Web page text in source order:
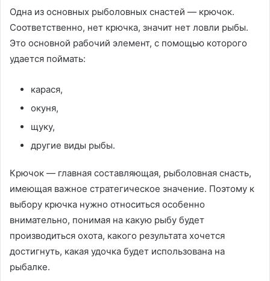
Одна из основных рыболовных снастей — крючок.
Соответственно, нет крючка, значит нет ловли рыбы.
Это основной рабочий элемент, с помощью которого
удается поймать:
карася,
окуня,
щуку,
другие виды рыбы.
Крючок — главная составляющая, рыболовная снасть,
имеющая важное стратегическое значение. Поэтому к
выбору крючка нужно относиться особенно
внимательно, понимая на какую рыбу будет
производиться охота, какого результата хочется
достигнуть, какая удочка будет использована на
рыбалке.